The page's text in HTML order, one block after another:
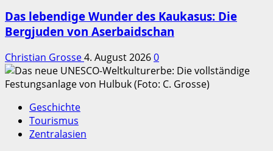
Das lebendige Wunder des Kaukasus: Die
Bergjuden von Aserbaidschan
Christian Grosse4. August 20260
Geschichte
Tourismus
Zentralasien